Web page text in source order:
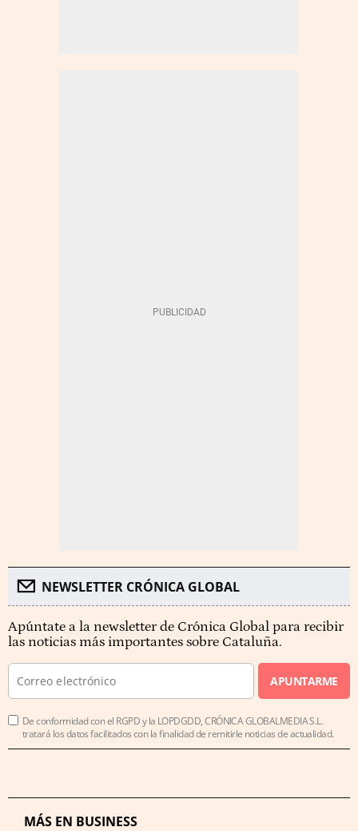
NEWSLETTER CRÓNICA GLOBAL
Apúntate a la newsletter de Crónica Global para recibir
las noticias más importantes sobre Cataluña.
APUNTARME
De conformidad con el RGPD y la LOPDGDD, CRÓNICA GLOBALMEDIA S.L.
tratará los datos facilitados con la finalidad de remitirle noticias de actualidad.
MÁS EN BUSINESS